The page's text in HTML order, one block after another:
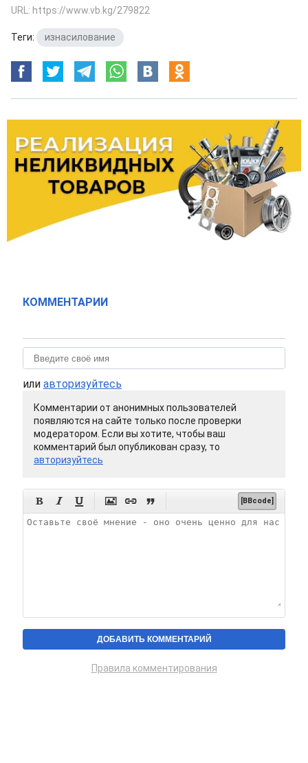
URL: https://www.vb.kg/279822
Теги: изнасилование
КОММЕНТАРИИ
или авторизуйтесь
Комментарии от анонимных пользователей
появляются на сайте только после проверки
модератором. Если вы хотите, чтобы ваш
комментарий был опубликован сразу, то
авторизуйтесь
      [BBcode]
Правила комментирования